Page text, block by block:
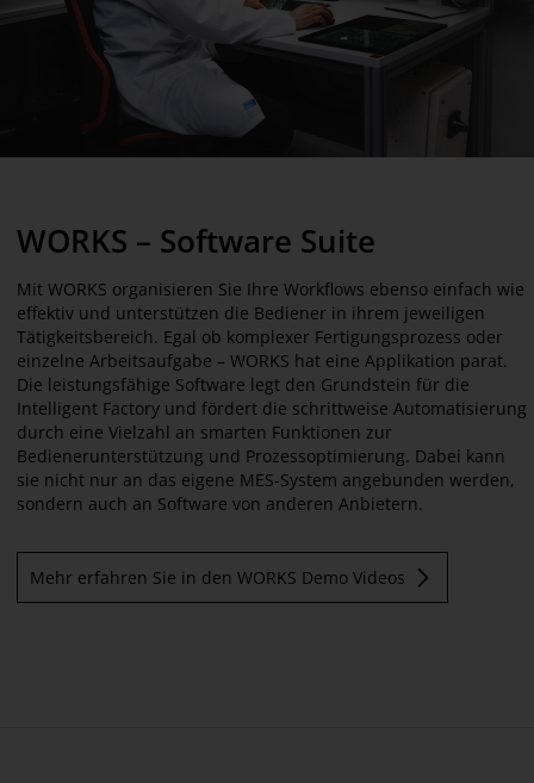
WORKS – Software Suite
Mit WORKS organisieren Sie Ihre Workflows ebenso einfach wie
effektiv und unterstützen die Bediener in ihrem jeweiligen
Tätigkeitsbereich. Egal ob komplexer Fertigungsprozess oder
einzelne Arbeitsaufgabe – WORKS hat eine Applikation parat.
Die leistungsfähige Software legt den Grundstein für die
Intelligent Factory und fördert die schrittweise Automatisierung
durch eine Vielzahl an smarten Funktionen zur
Bedienerunterstützung und Prozessoptimierung. Dabei kann
sie nicht nur an das eigene MES-System angebunden werden,
sondern auch an Software von anderen Anbietern.
Mehr erfahren Sie in den WORKS Demo Videos